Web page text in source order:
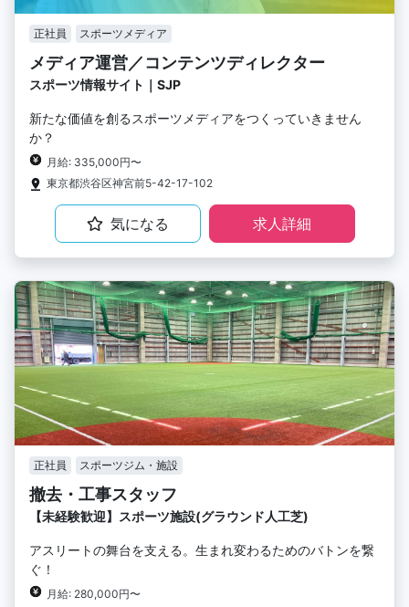
正社員 スポーツメディア
メディア運営／コンテンツディレクター
スポーツ情報サイト｜SJP
新たな価値を創るスポーツメディアをつくっていきません
か？
月給: 335,000円〜
東京都渋谷区神宮前5-42-17-102
気になる 求人詳細
正社員 スポーツジム・施設
撤去・工事スタッフ
【未経験歓迎】スポーツ施設(グラウンド人工芝)
アスリートの舞台を支える。生まれ変わるためのバトンを繋
ぐ！
月給: 280,000円〜